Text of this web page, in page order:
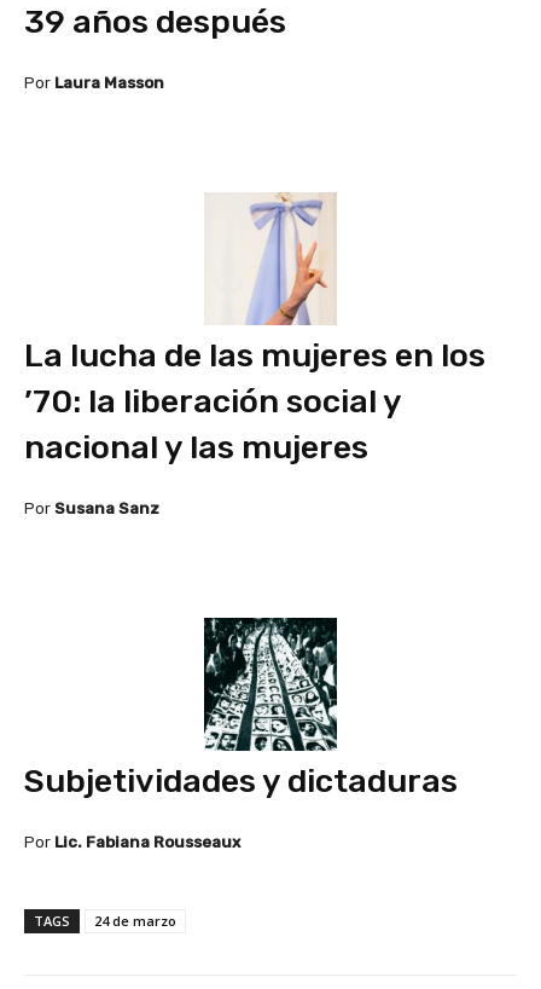
39 años después
Por Laura Masson
La lucha de las mujeres en los
’70: la liberación social y
nacional y las mujeres
Por Susana Sanz
Subjetividades y dictaduras
Por Lic. Fabiana Rousseaux
TAGS 24 de marzo